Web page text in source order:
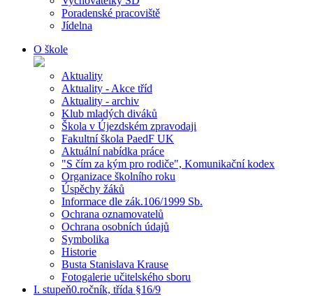
Poradenské pracoviště
Jídelna
O škole
Aktuality
Aktuality - Akce tříd
Aktuality - archiv
Klub mladých diváků
Škola v Újezdském zpravodaji
Fakultní škola PaedF UK
Aktuální nabídka práce
"S čím za kým pro rodiče", Komunikační kodex
Organizace školního roku
Úspěchy žáků
Informace dle zák.106/1999 Sb.
Ochrana oznamovatelů
Ochrana osobních údajů
Symbolika
Historie
Busta Stanislava Krause
Fotogalerie učitelského sboru
I. stupeň0.ročník, třída §16/9